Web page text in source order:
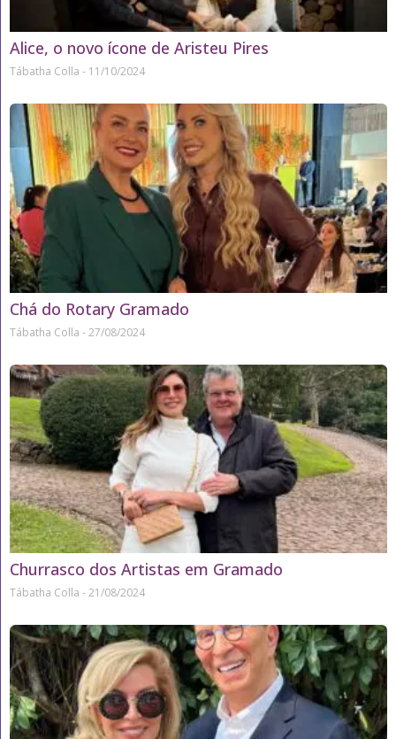
Alice, o novo ícone de Aristeu Pires
Tábatha Colla 11/10/2024
Chá do Rotary Gramado
Tábatha Colla 27/08/2024
Churrasco dos Artistas em Gramado
Tábatha Colla 21/08/2024